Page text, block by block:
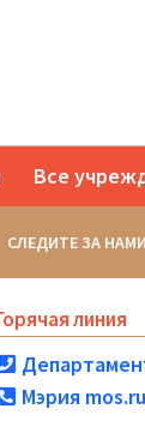
Все
СЛЕДИТЕ ЗА
линия
Мэрия mos.ru